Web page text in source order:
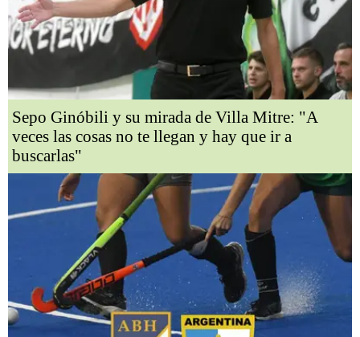
Sepo Ginóbili y su mirada de Villa Mitre: "A
veces las cosas no te llegan y hay que ir a
buscarlas"